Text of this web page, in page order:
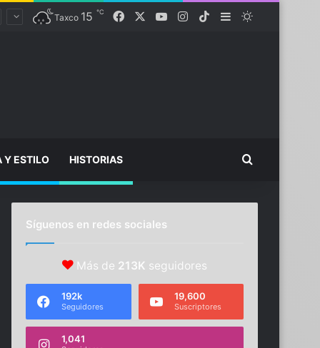
Taxco 15 ℃ FacebookYouTubeInstagram
TikTokSidebarSwitch skin
Y ESTILO HISTORIAS Buscar...
Síguenos en redes sociales
Más de 213K seguidores
192k
Seguidores
19,600
Suscriptores
1,041